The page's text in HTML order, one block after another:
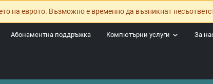
на еврото. Възможно е временно да възникнат
За
Компютърни услуги
Абонаментна поддръжка